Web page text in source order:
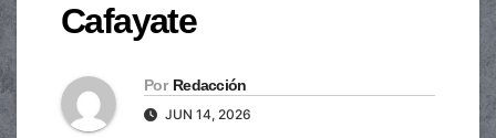
Cafayate
Por Redacción
JUN 14, 2026